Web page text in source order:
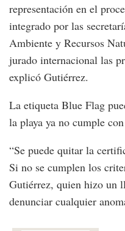
representación en el
integrado por las
Ambiente y Recursos
jurado internacional las
explicó Gutiérrez.
La etiqueta Blue Flag
la playa ya no cumple
“Se puede quitar la
Si no se cumplen los
Gutiérrez, quien hizo un
denunciar cualquier